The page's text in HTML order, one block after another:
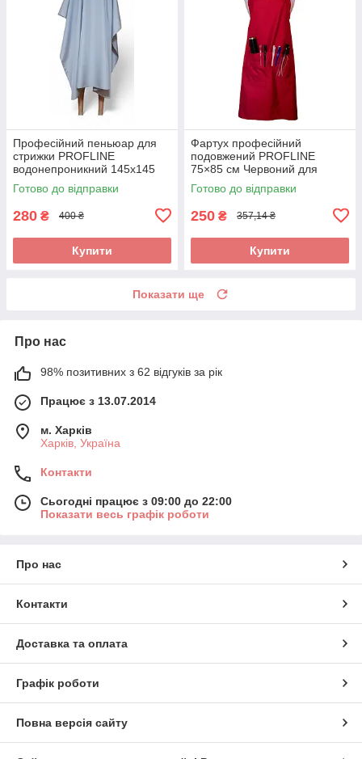
Професійний пеньюар для
стрижки PROFLINE
водонепроникний 145х145
см Сірий (накидка
перукарська) Арт. 145С
Готово до відправки
280 ₴ 400 ₴
Купити
Фартух професійний
подовжений PROFLINE
75×85 см Червоний для
майстра манікюру/перукаря/
б'юті-майстра, водостійкий.
Готово до відправки
250 ₴ 357,14 ₴
Купити
Показати ще
Про нас
98% позитивних з 62 відгуків за рік
Працює з 13.07.2014
м. Харків
Харків, Україна
Контакти
Сьогодні працює з 09:00 до 22:00
Показати весь графік роботи
Про нас
Контакти
Доставка та оплата
Графік роботи
Повна версія сайту